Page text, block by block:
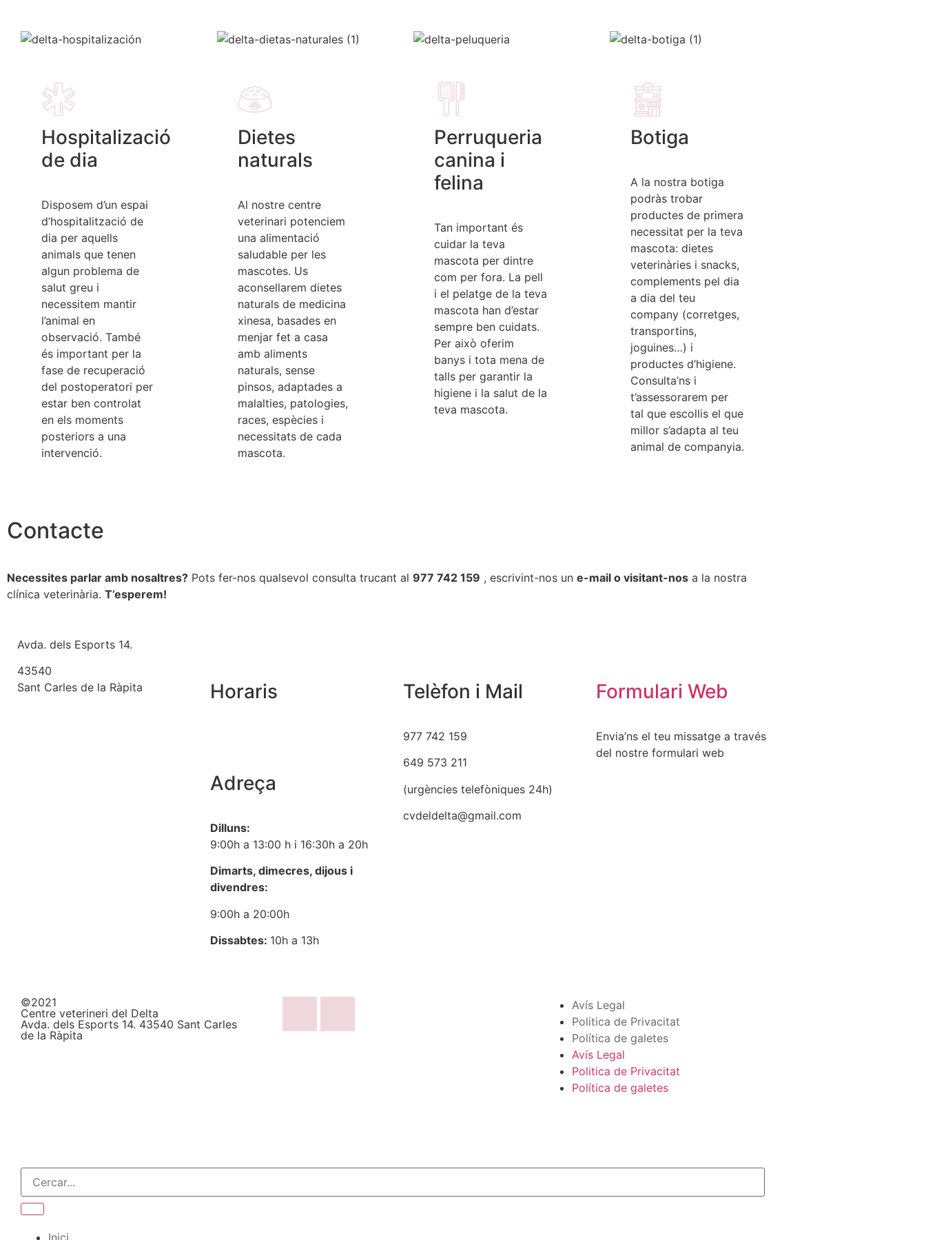
Hospitalizació
de dia
Disposem d’un espai
d’hospitalització de
dia per aquells
animals que tenen
algun problema de
salut greu i
necessitem mantir
l’animal en
observació. També
és important per la
fase de recuperació
del postoperatori per
estar ben controlat
en els moments
posteriors a una
intervenció.
Dietes
naturals
Al nostre centre
veterinari potenciem
una alimentació
saludable per les
mascotes. Us
aconsellarem dietes
naturals de medicina
xinesa, basades en
menjar fet a casa
amb aliments
naturals, sense
pinsos, adaptades a
malalties, patologies,
races, espècies i
necessitats de cada
mascota.
Perruqueria
canina i
felina
Tan important és
cuidar la teva
mascota per dintre
com per fora. La pell
i el pelatge de la teva
mascota han d’estar
sempre ben cuidats.
Per això oferim
banys i tota mena de
talls per garantir la
higiene i la salut de la
teva mascota.
Botiga
A la nostra botiga
podràs trobar
productes de primera
necessitat per la teva
mascota: dietes
veterinàries i snacks,
complements pel dia
a dia del teu
company (corretges,
transportins,
joguines…) i
productes d’higiene.
Consulta’ns i
t’assessorarem per
tal que escollis el que
millor s’adapta al teu
animal de companyia.
Contacte
Necessites parlar amb nosaltres? Pots fer-nos qualsevol consulta trucant al 977 742 159 , escrivint-nos un e-mail o visitant-nos a la nostra
clínica veterinària. T’esperem!
Avda. dels Esports 14.
43540
Sant Carles de la Ràpita
Horaris
Adreça
Dilluns:
9:00h a 13:00 h i 16:30h a 20h
Dimarts, dimecres, dijous i
divendres:
9:00h a 20:00h
Dissabtes: 10h a 13h
Telèfon i Mail
977 742 159
649 573 211
(urgències telefòniques 24h)
cvdeldelta@gmail.com
Formulari Web
Envia’ns el teu missatge a través
del nostre formulari web
©2021
Centre veterineri del Delta
Avda. dels Esports 14. 43540 Sant Carles
de la Ràpita
Avís Legal
Politica de Privacitat
Política de galetes
Avís Legal
Politica de Privacitat
Política de galetes
Inici